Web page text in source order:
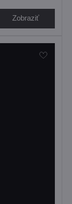
Zobraziť